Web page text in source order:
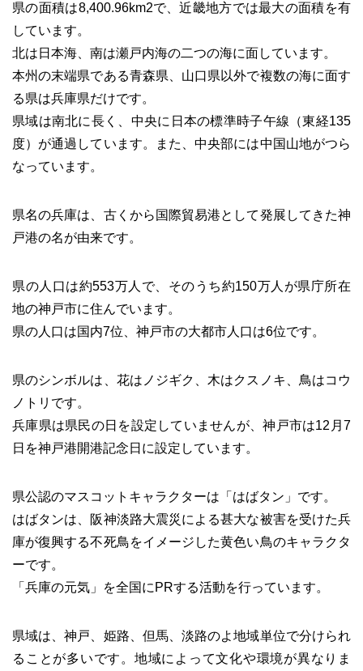
県の面積は8,400.96km2で、近畿地方では最大の面積を有
しています。
北は日本海、南は瀬戸内海の二つの海に面しています。
本州の末端県である青森県、山口県以外で複数の海に面す
る県は兵庫県だけです。
県域は南北に長く、中央に日本の標準時子午線（東経135
度）が通過しています。また、中央部には中国山地がつら
なっています。
県名の兵庫は、古くから国際貿易港として発展してきた神
戸港の名が由来です。
県の人口は約553万人で、そのうち約150万人が県庁所在
地の神戸市に住んでいます。
県の人口は国内7位、神戸市の大都市人口は6位です。
県のシンボルは、花はノジギク、木はクスノキ、鳥はコウ
ノトリです。
兵庫県は県民の日を設定していませんが、神戸市は12月7
日を神戸港開港記念日に設定しています。
県公認のマスコットキャラクターは「はばタン」です。
はばタンは、阪神淡路大震災による甚大な被害を受けた兵
庫が復興する不死鳥をイメージした黄色い鳥のキャラクタ
ーです。
「兵庫の元気」を全国にPRする活動を行っています。
県域は、神戸、姫路、但馬、淡路のよ地域単位で分けられ
ることが多いです。地域によって文化や環境が異なりま